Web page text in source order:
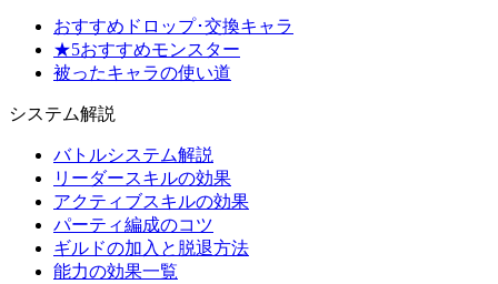
おすすめドロップ･交換キャラ
★5おすすめモンスター
被ったキャラの使い道
システム解説
バトルシステム解説
リーダースキルの効果
アクティブスキルの効果
パーティ編成のコツ
ギルドの加入と脱退方法
能力の効果一覧